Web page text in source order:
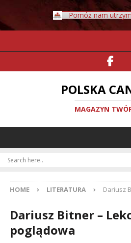
Pomóż nam
POLSKA
MAGAZYN
HOME LITERATURA Dariusz
Dariusz Bitner –
poglądowa